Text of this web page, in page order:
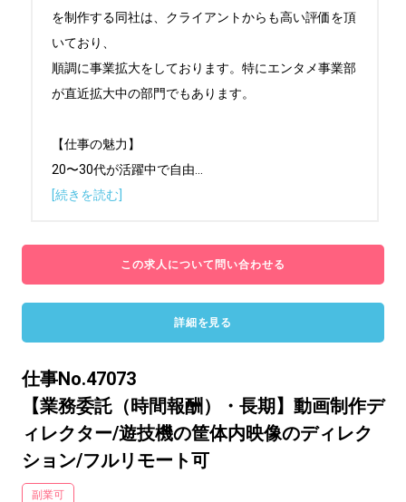
を制作する同社は、クライアントからも高い評価を頂
いており、
順調に事業拡大をしております。特にエンタメ事業部
が直近拡大中の部門でもあります。
【仕事の魅力】
20〜30代が活躍中で⾃由
[続きを読む]
この求人について問い合わせる
詳細を見る
仕事No.47073
【業務委託（時間報酬）・長期】動画制作デ
ィレクター/遊技機の筐体内映像のディレク
ション/フルリモート可
副業可